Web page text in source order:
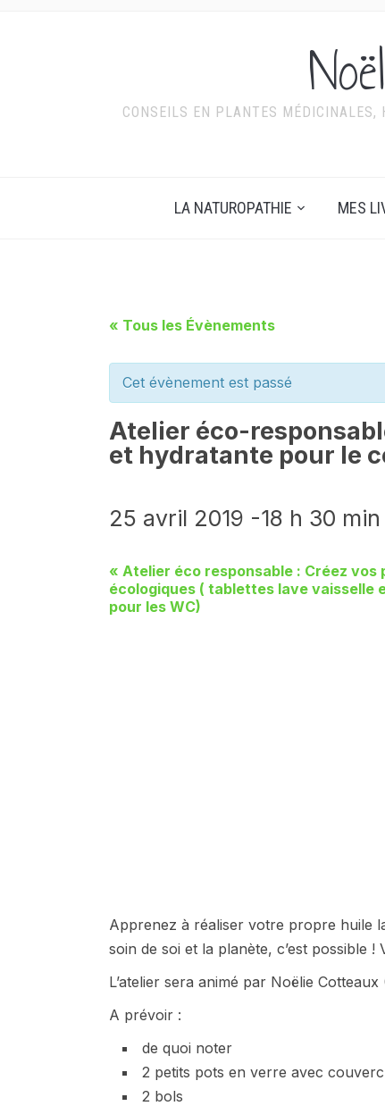
CONSEILS EN PLANTES MÉDICINALES,
LA NATUROPATHIE MES
« Tous les Évènements
Cet évènement est passé
Atelier éco-
et hydratante pour le
25 avril 2019 -18 h 30 min
« Atelier éco responsable : Créez vos
écologiques ( tablettes lave vaisselle
pour les WC)
Apprenez à réaliser votre propre huile
soin de soi et la planète, c’est possible
L’atelier sera animé par Noëlie
A prévoir :
de quoi noter
2 petits pots en verre avec
2 bols